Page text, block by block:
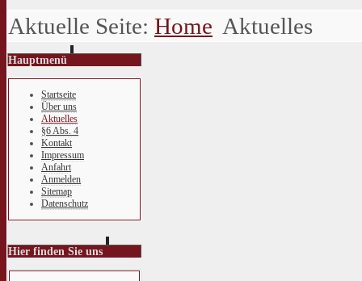
Aktuelle Seite: Home Aktuelles
Hauptmenü
Startseite
Über uns
Aktuelles
§6 Abs. 4
Kontakt
Impressum
Anfahrt
Anmelden
Sitemap
Datenschutz
Hier finden Sie uns